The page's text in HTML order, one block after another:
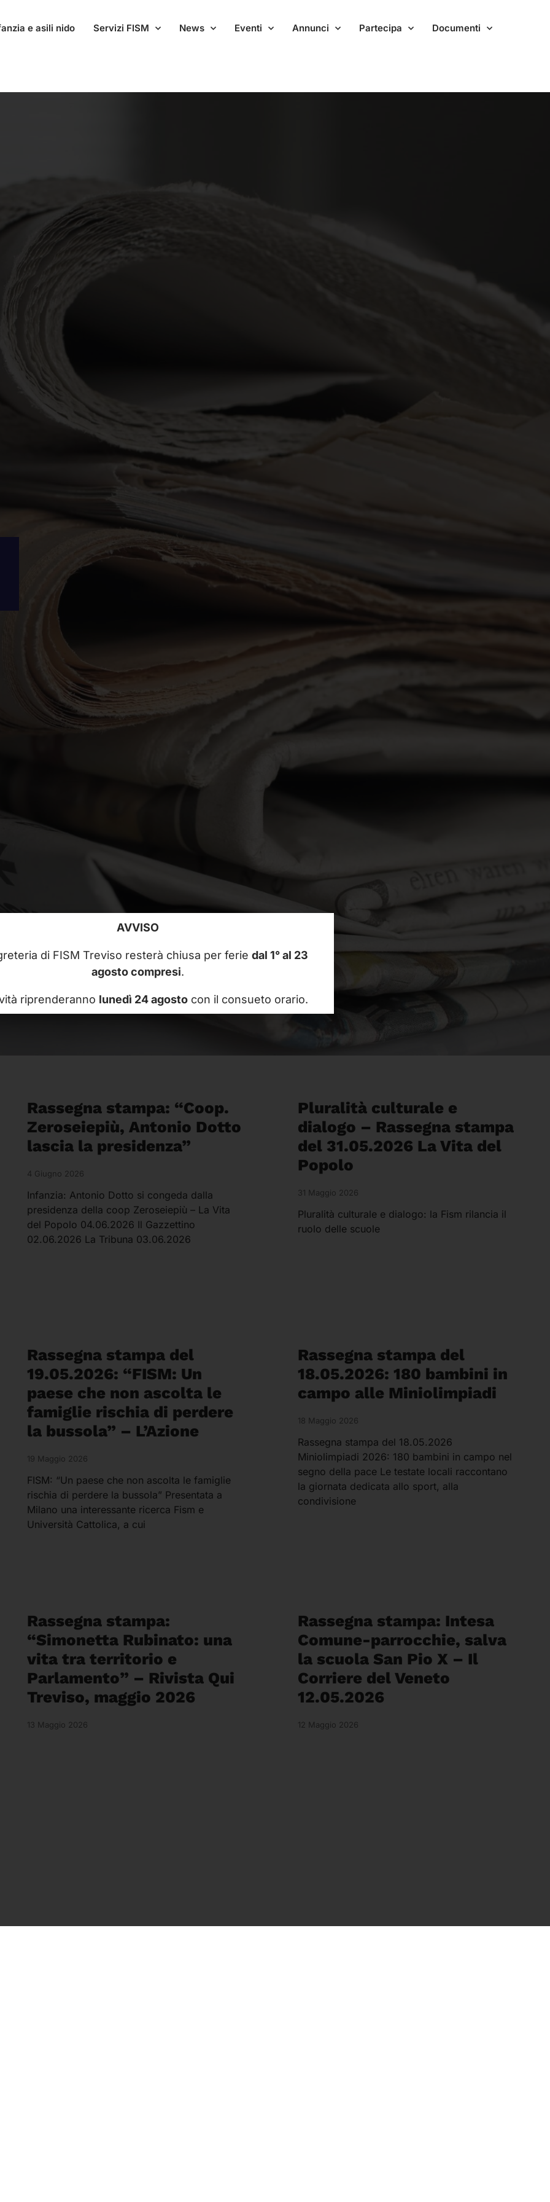
e asili nido Servizi FISM News Eventi Annunci Partecipa Documenti
Rassegna stampa: “Coop.
Zeroseiepiù, Antonio Dotto
lascia la presidenza”
4 Giugno 2026
Infanzia: Antonio Dotto si congeda dalla
presidenza della coop Zeroseiepiù – La Vita
del Popolo 04.06.2026 Il Gazzettino
02.06.2026 La Tribuna 03.06.2026
Pluralità culturale e
dialogo – Rassegna stampa
del 31.05.2026 La Vita del
Popolo
31 Maggio 2026
Pluralità culturale e dialogo: la Fism rilancia il
ruolo delle scuole
Rassegna stampa del
19.05.2026: “FISM: Un
paese che non ascolta le
famiglie rischia di perdere
la bussola” – L’Azione
19 Maggio 2026
FISM: “Un paese che non ascolta le famiglie
rischia di perdere la bussola” Presentata a
Milano una interessante ricerca Fism e
Università Cattolica, a cui
Rassegna stampa del
18.05.2026: 180 bambini in
campo alle Miniolimpiadi
18 Maggio 2026
Rassegna stampa del 18.05.2026
Miniolimpiadi 2026: 180 bambini in campo nel
segno della pace Le testate locali raccontano
la giornata dedicata allo sport, alla
condivisione
Rassegna stampa:
“Simonetta Rubinato: una
vita tra territorio e
Parlamento” – Rivista Qui
Treviso, maggio 2026
13 Maggio 2026
Rassegna stampa: Intesa
Comune-parrocchie, salva
la scuola San Pio X – Il
Corriere del Veneto
12.05.2026
12 Maggio 2026
AVVISO
di FISM Treviso resterà chiusa per ferie dal 1° al 23
agosto compresi.
riprenderanno lunedì 24 agosto con il consueto orario.